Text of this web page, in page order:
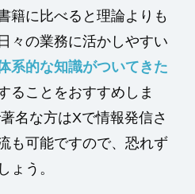
籍に比べると理論よりも
々の業務に活かしやすい
系的な知識がついてきた
ることをおすすめしま
名な方はXで情報発信さ
も可能ですので、恐れず
ょう。